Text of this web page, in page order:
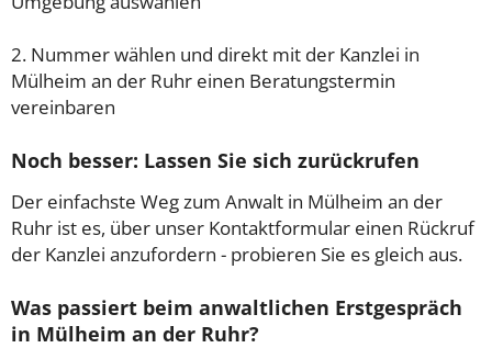
2. Nummer wählen und direkt mit der Kanzlei in
Mülheim an der Ruhr einen Beratungstermin
vereinbaren
Noch besser: Lassen Sie sich zurückrufen
Der einfachste Weg zum Anwalt in Mülheim an der
Ruhr ist es, über unser Kontaktformular einen Rückruf
der Kanzlei anzufordern - probieren Sie es gleich aus.
Was passiert beim anwaltlichen Erstgespräch
in Mülheim an der Ruhr?